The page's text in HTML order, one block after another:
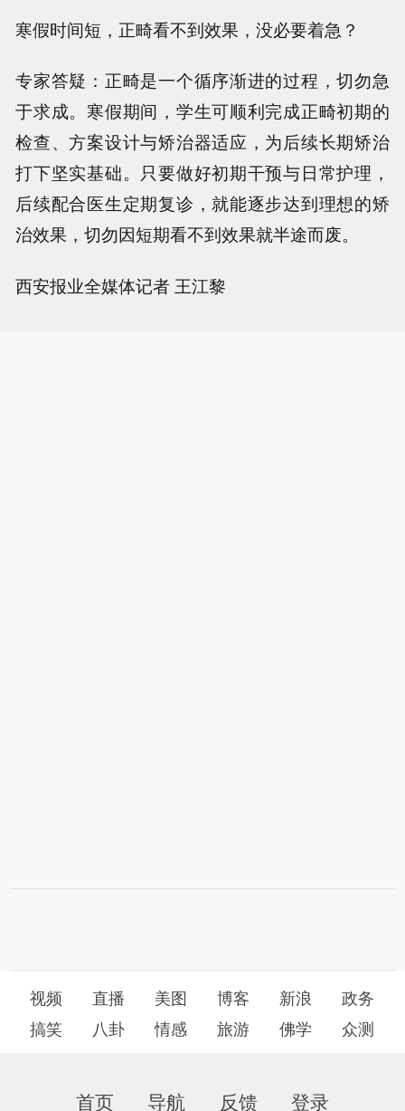
寒假时间短，正畸看不到效果，没必要着急？
专家答疑：正畸是一个循序渐进的过程，切勿急
于求成。寒假期间，学生可顺利完成正畸初期的
检查、方案设计与矫治器适应，为后续长期矫治
打下坚实基础。只要做好初期干预与日常护理，
后续配合医生定期复诊，就能逐步达到理想的矫
治效果，切勿因短期看不到效果就半途而废。
西安报业全媒体记者 王江黎
视频 直播 美图 博客 新浪
政务
搞笑
八卦 情感 旅游 佛学 众测
首页 导航 反馈 登录